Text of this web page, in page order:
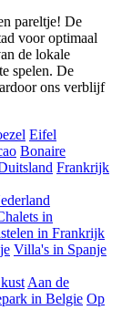
pareltje! De
voor optimaal
de lokale
spelen. De
ons verblijf
Eifel
Bonaire
Frankrijk
in
in Frankrijk
Villa's in Spanje
Aan de
in Belgie Op